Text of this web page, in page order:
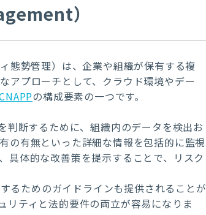
）
勢管理）は、企業や組織が保有する複
アプローチとして、クラウド環境やデー
の構成要素の一つです。
判断するために、組織内のデータを検出お
の有無といった詳細な情報を包括的に監視
具体的な改善策を提示することで、リスク
るためのガイドラインも提供されることが
リティと法的要件の両立が容易になりま